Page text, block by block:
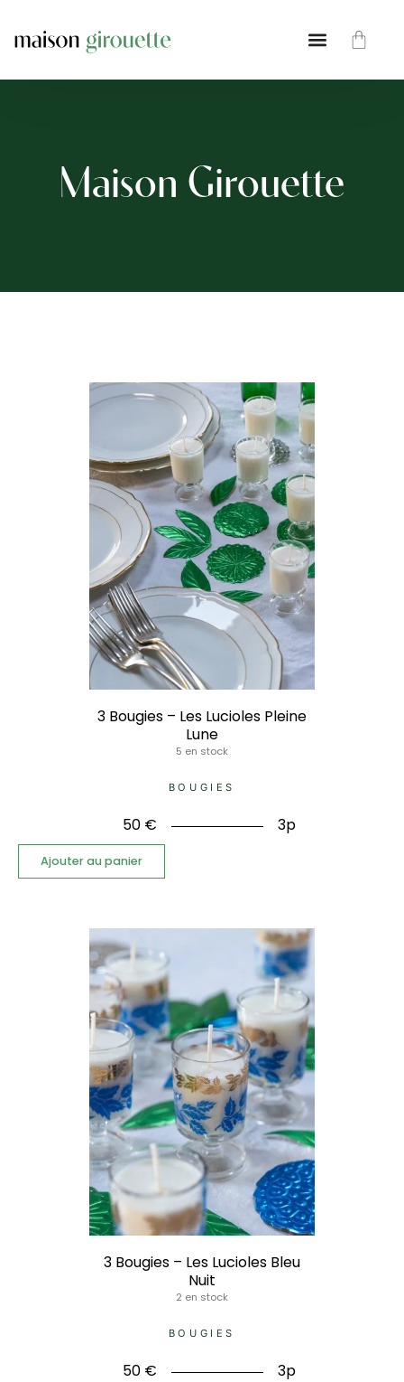
Maison Girouette
3 Bougies – Les Lucioles Pleine
Lune
5 en stock
BOUGIES
50 € 3p
Ajouter au panier
3 Bougies – Les Lucioles Bleu
Nuit
2 en stock
BOUGIES
50 € 3p